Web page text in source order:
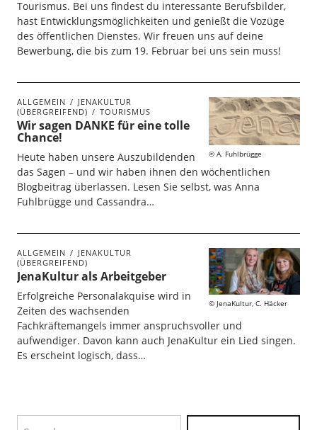
Tourismus. Bei uns findest du interessante Berufsbilder,
hast Entwicklungsmöglichkeiten und genießt die Vozüge
des öffentlichen Dienstes. Wir freuen uns auf deine
Bewerbung, die bis zum 19. Februar bei uns sein muss!
A. Fuhlbrügge
ALLGEMEIN
JENAKULTUR
(ÜBERGREIFEND)
TOURISMUS
Wir sagen DANKE für eine tolle
Chance!
Heute haben unsere Auszubildenden
das Sagen – und wir haben ihnen den wöchentlichen
Blogbeitrag überlassen. Lesen Sie selbst, was Anna
Fuhlbrügge und Cassandra…
JenaKultur, C. Häcker
ALLGEMEIN
JENAKULTUR
(ÜBERGREIFEND)
JenaKultur als Arbeitgeber
Erfolgreiche Personalakquise wird in
Zeiten des wachsenden
Fachkräftemangels immer anspruchsvoller und
aufwendiger. Davon kann auch JenaKultur ein Lied singen.
Es erscheint logisch, dass…